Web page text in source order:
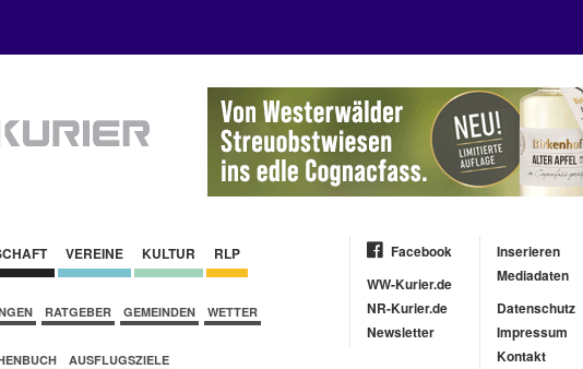
VEREINE KULTUR RLP
RATGEBER GEMEINDEN WETTER
AUSFLUGSZIELE
Facebook
WW-Kurier.de
NR-Kurier.de
Newsletter
Inserieren
Mediadaten
Datenschutz
Impressum
Kontakt